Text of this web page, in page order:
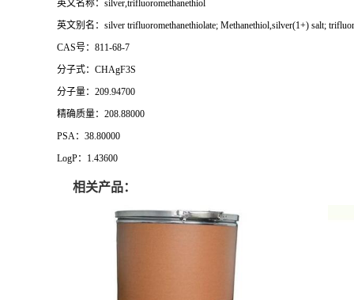
英文名称：silver,trifluoromethanethiol
英文别名：silver trifluoromethanethiolate; Methanethiol,silver(1+) salt;
CAS号：811-68-7
分子式：CHAgF3S
分子量：209.94700
精确质量：208.88000
PSA：38.80000
LogP：1.43600
相关产品：